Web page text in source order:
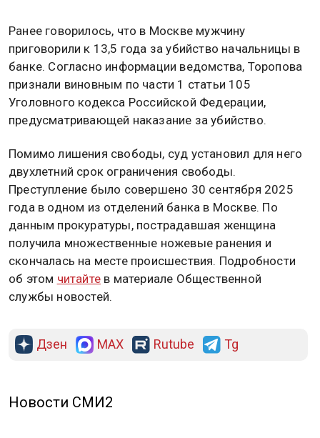
Ранее говорилось, что в Москве мужчину
приговорили к 13,5 года за убийство начальницы в
банке. Согласно информации ведомства, Торопова
признали виновным по части 1 статьи 105
Уголовного кодекса Российской Федерации,
предусматривающей наказание за убийство.
Помимо лишения свободы, суд установил для него
двухлетний срок ограничения свободы.
Преступление было совершено 30 сентября 2025
года в одном из отделений банка в Москве. По
данным прокуратуры, пострадавшая женщина
получила множественные ножевые ранения и
скончалась на месте происшествия. Подробности
об этом читайте в материале Общественной
службы новостей.
Дзен MAX Rutube Tg
Новости СМИ2